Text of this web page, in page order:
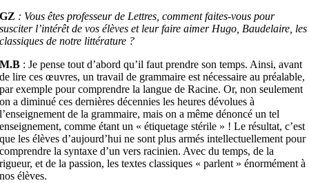
GZ : Vous êtes professeur de Lettres, comment faites-vous pour
susciter l’intérêt de vos élèves et leur faire aimer Hugo, Baudelaire, les
classiques de notre littérature ?
M.B : Je pense tout d’abord qu’il faut prendre son temps. Ainsi, avant
de lire ces œuvres, un travail de grammaire est nécessaire au préalable,
par exemple pour comprendre la langue de Racine. Or, non seulement
on a diminué ces dernières décennies les heures dévolues à
l’enseignement de la grammaire, mais on a même dénoncé un tel
enseignement, comme étant un « étiquetage stérile » ! Le résultat, c’est
que les élèves d’aujourd’hui ne sont plus armés intellectuellement pour
comprendre la syntaxe d’un vers racinien. Avec du temps, de la
rigueur, et de la passion, les textes classiques « parlent » énormément à
nos élèves.